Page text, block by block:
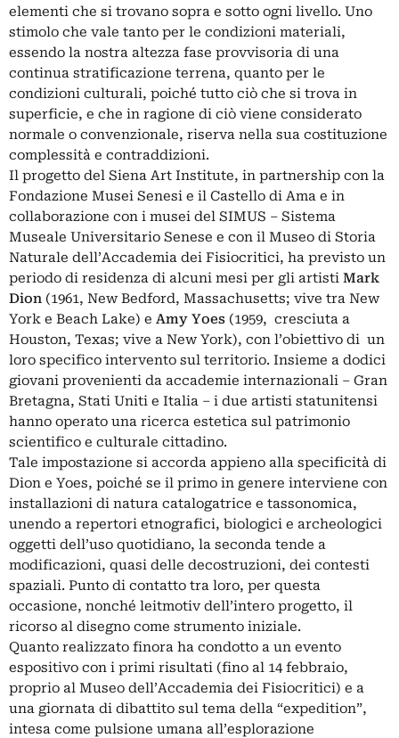
elementi che si trovano sopra e sotto ogni livello. Uno
stimolo che vale tanto per le condizioni materiali,
essendo la nostra altezza fase provvisoria di una
continua stratificazione terrena, quanto per le
condizioni culturali, poiché tutto ciò che si trova in
superficie, e che in ragione di ciò viene considerato
normale o convenzionale, riserva nella sua costituzione
complessità e contraddizioni.
Il progetto del Siena Art Institute, in partnership con la
Fondazione Musei Senesi e il Castello di Ama e in
collaborazione con i musei del SIMUS – Sistema
Museale Universitario Senese e con il Museo di Storia
Naturale dell’Accademia dei Fisiocritici, ha previsto un
periodo di residenza di alcuni mesi per gli artisti Mark
Dion (1961, New Bedford, Massachusetts; vive tra New
York e Beach Lake) e Amy Yoes (1959, cresciuta a
Houston, Texas; vive a New York), con l’obiettivo di un
loro specifico intervento sul territorio. Insieme a dodici
giovani provenienti da accademie internazionali – Gran
Bretagna, Stati Uniti e Italia – i due artisti statunitensi
hanno operato una ricerca estetica sul patrimonio
scientifico e culturale cittadino.
Tale impostazione si accorda appieno alla specificità di
Dion e Yoes, poiché se il primo in genere interviene con
installazioni di natura catalogatrice e tassonomica,
unendo a repertori etnografici, biologici e archeologici
oggetti dell’uso quotidiano, la seconda tende a
modificazioni, quasi delle decostruzioni, dei contesti
spaziali. Punto di contatto tra loro, per questa
occasione, nonché leitmotiv dell’intero progetto, il
ricorso al disegno come strumento iniziale.
Quanto realizzato finora ha condotto a un evento
espositivo con i primi risultati (fino al 14 febbraio,
proprio al Museo dell’Accademia dei Fisiocritici) e a
una giornata di dibattito sul tema della “expedition”,
intesa come pulsione umana all’esplorazione